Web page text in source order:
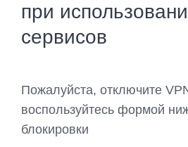
при
сервисов
Пожалуйста, отключите
воспользуйтесь формой
блокировки